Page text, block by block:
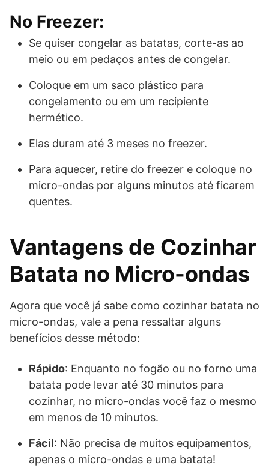
No Freezer:
Se quiser congelar as batatas, corte-as ao
meio ou em pedaços antes de congelar.
Coloque em um saco plástico para
congelamento ou em um recipiente
hermético.
Elas duram até 3 meses no freezer.
Para aquecer, retire do freezer e coloque no
micro-ondas por alguns minutos até ficarem
quentes.
Vantagens de Cozinhar
Batata no Micro-ondas
Agora que você já sabe como cozinhar batata no
micro-ondas, vale a pena ressaltar alguns
benefícios desse método:
Rápido: Enquanto no fogão ou no forno uma
batata pode levar até 30 minutos para
cozinhar, no micro-ondas você faz o mesmo
em menos de 10 minutos.
Fácil: Não precisa de muitos equipamentos,
apenas o micro-ondas e uma batata!